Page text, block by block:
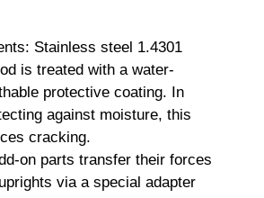
Stainless steel 1.4301
is treated with a water-
protective coating. In
against moisture, this
cracking.
on parts transfer their forces
via a special adapter